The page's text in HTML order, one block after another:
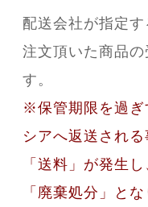
配送会社が指定
注文頂いた商品
す。
※保管期限を過ぎ
シアへ返送され
「送料」が発生
「廃棄処分」と